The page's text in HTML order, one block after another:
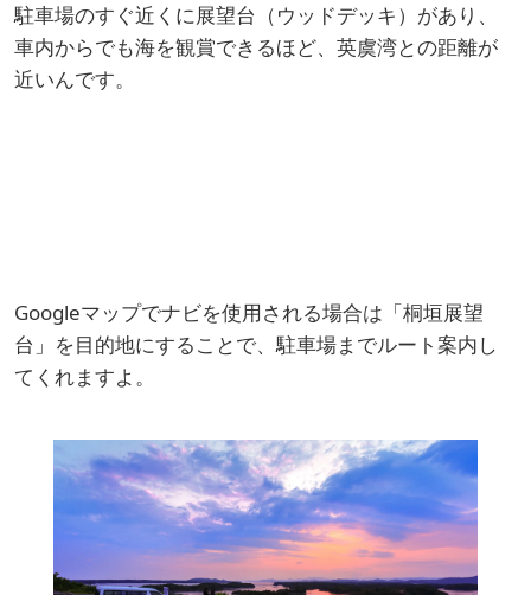
駐車場のすぐ近くに展望台（ウッドデッキ）があり、
車内からでも海を観賞できるほど、英虞湾との距離が
近いんです。
Googleマップでナビを使用される場合は「桐垣展望
台」を目的地にすることで、駐車場までルート案内し
てくれますよ。